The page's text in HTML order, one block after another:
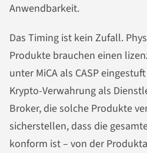
Anwendbarkeit.
Das Timing ist kein Zufall.
Produkte brauchen einen
unter MiCA als CASP
Krypto-Verwahrung als
Broker, die solche Produkte
sicherstellen, dass die
konform ist – von der